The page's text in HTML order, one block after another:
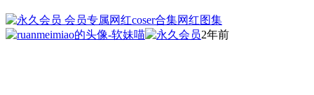
会员专属网红coser合集网红图集
2年前